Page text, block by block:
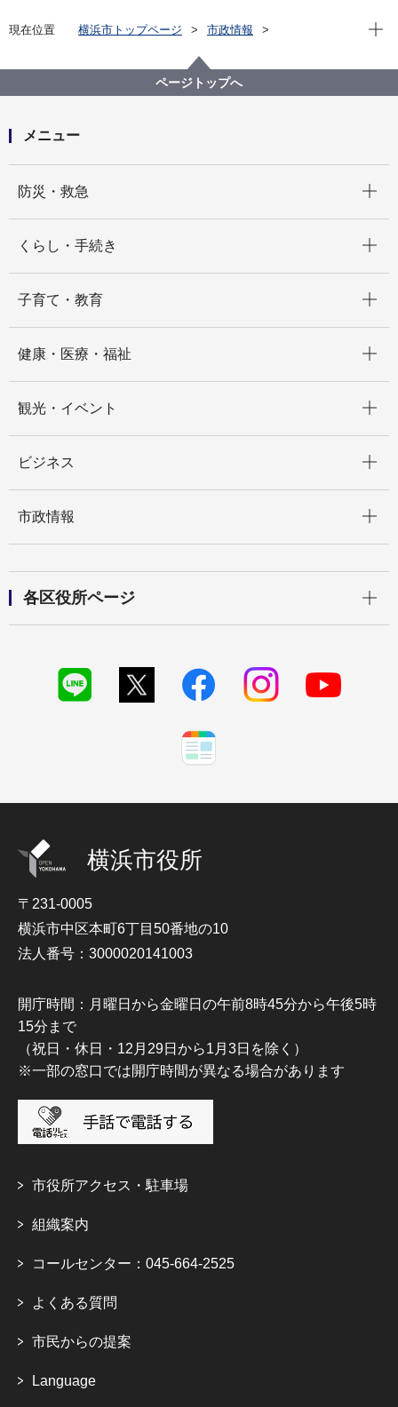
現在位置 横浜市トップページ
市政情報
横浜市情報公開・個人情報保護審査会答申第3270号か
ら第3272号までについて
現在
ページトップへ
メニュー
防災・救急
くらし・手続き
子育て・教育
健康・医療・福祉
観光・イベント
ビジネス
市政情報
各区役所ページ
横浜市役所
〒231-0005
横浜市中区本町6丁目50番地の10
法人番号：3000020141003
開庁時間：月曜日から金曜日の午前8時45分から午後5時
15分まで
（祝日・休日・12月29日から1月3日を除く）
※一部の窓口では開庁時間が異なる場合があります
市役所アクセス・駐車場
組織案内
コールセンター：045-664-2525
よくある質問
市民からの提案
Language